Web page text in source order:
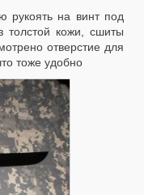
рукоять на винт под
толстой кожи, сшиты
отверстие для
тоже удобно